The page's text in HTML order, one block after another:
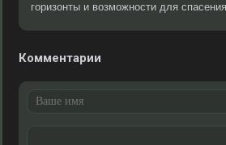
горизонты и возможности для
Комментарии